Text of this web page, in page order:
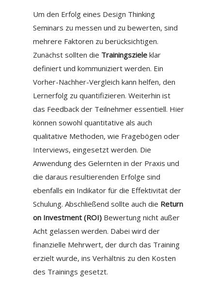
Um den Erfolg eines Design Thinking
Seminars zu messen und zu bewerten, sind
mehrere Faktoren zu berücksichtigen.
Zunächst sollten die Trainingsziele klar
definiert und kommuniziert werden. Ein
Vorher-Nachher-Vergleich kann helfen, den
Lernerfolg zu quantifizieren. Weiterhin ist
das Feedback der Teilnehmer essentiell. Hier
können sowohl quantitative als auch
qualitative Methoden, wie Fragebögen oder
Interviews, eingesetzt werden. Die
Anwendung des Gelernten in der Praxis und
die daraus resultierenden Erfolge sind
ebenfalls ein Indikator für die Effektivität der
Schulung. Abschließend sollte auch die Return
on Investment (ROI) Bewertung nicht außer
Acht gelassen werden. Dabei wird der
finanzielle Mehrwert, der durch das Training
erzielt wurde, ins Verhältnis zu den Kosten
des Trainings gesetzt.